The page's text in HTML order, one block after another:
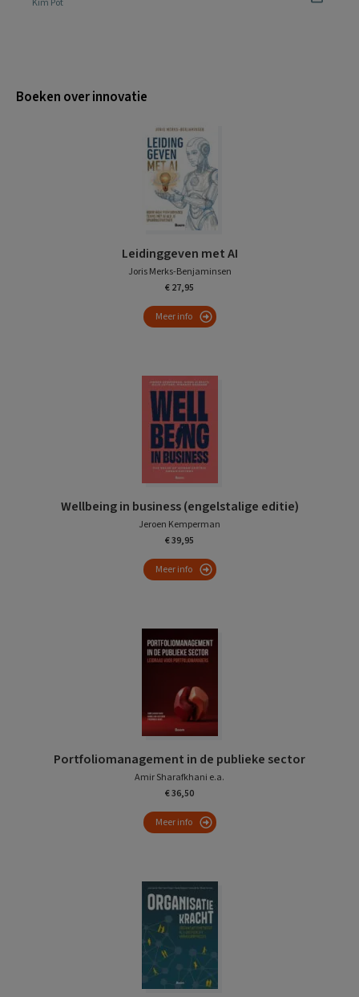
Kim Pot
Boeken over innovatie
Leidinggeven met AI
Joris Merks-Benjaminsen
€ 27,95
Meer info
Wellbeing in business (engelstalige editie)
Jeroen Kemperman
€ 39,95
Meer info
Portfoliomanagement in de publieke sector
Amir Sharafkhani e.a.
€ 36,50
Meer info